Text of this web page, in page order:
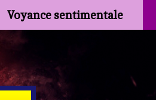
Voyance sentimentale